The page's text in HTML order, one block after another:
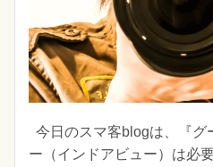
今日のスマ客blogは、『グ
ー（インドアビュー）は必